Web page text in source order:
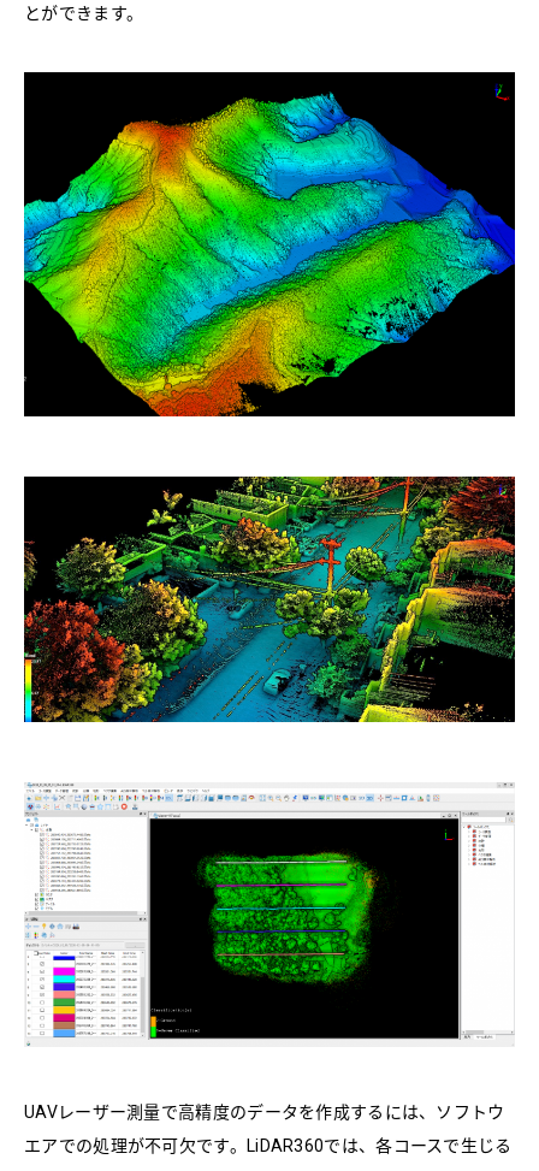
とができます。
UAVレーザー測量で高精度のデータを作成するには、ソフトウ
エアでの処理が不可欠です。LiDAR360では、各コースで生じる